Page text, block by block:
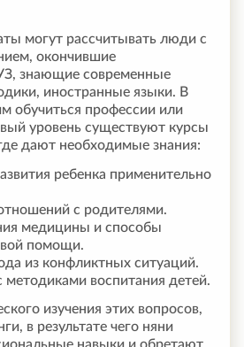
могут рассчитывать люди с
окончившие
знающие современные
иностранные языки. В
профессии или
уровень существуют курсы
дают необходимые знания:
ребенка применительно
с родителями.
медицины и способы
помощи.
из конфликтных ситуаций.
методиками воспитания детей.
изучения этих вопросов,
в результате чего няни